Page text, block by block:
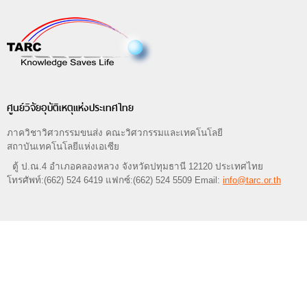
ศูนย์วิจัยอุบัติเหตุแห่งประเทศไทย
ภาควิชาวิศวกรรมขนส่ง คณะวิศวกรรมและเทคโนโลยี
สถาบันเทคโนโลยีแห่งเอเซีย
ตู้ ป.ณ.4 อำเภอคลองหลวง จังหวัดปทุมธานี 12120 ประเทศไทย
โทรศัพท์:(662) 524 6419 แฟกซ์:(662) 524 5509 Email: info@tarc.or.th